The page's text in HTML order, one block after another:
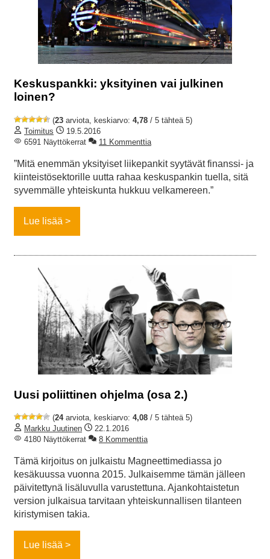
Keskuspankki: yksityinen vai julkinen
loinen?
(23 arviota, keskiarvo: 4,78 / 5 tähteä 5)
Toimitus
19.5.2016
6591 Näyttökerrat
11 Kommenttia
”Mitä enemmän yksityiset liikepankit syytävät finanssi- ja
kiinteistösektorille uutta rahaa keskuspankin tuella, sitä
syvemmälle yhteiskunta hukkuu velkamereen.”
Lue lisää
Uusi poliittinen ohjelma (osa 2.)
(24arviota, keskiarvo: 4,08 / 5 tähteä 5)
Markku Juutinen
22.1.2016
4180 Näyttökerrat
8 Kommenttia
Tämä kirjoitus on julkaistu Magneettimediassa jo
kesäkuussa vuonna 2015. Julkaisemme tämän jälleen
päivitettynä lisäluvulla varustettuna. Ajankohtaistetun
version julkaisua tarvitaan yhteiskunnallisen tilanteen
kiristymisen takia.
Lue lisää